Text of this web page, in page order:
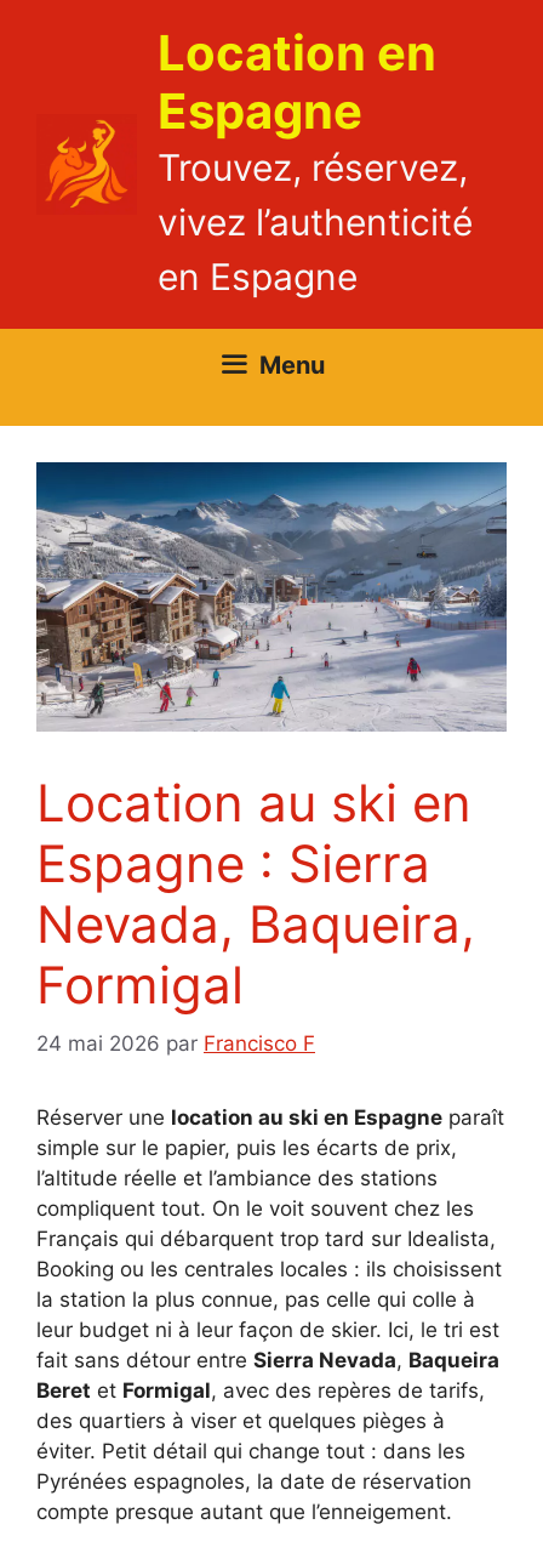
Location en
Espagne
Trouvez, réservez,
vivez l’authenticité
en Espagne
Menu
Location au ski en
Espagne : Sierra
Nevada, Baqueira,
Formigal
24 mai 2026 par Francisco F
Réserver une location au ski en Espagne paraît
simple sur le papier, puis les écarts de prix,
l’altitude réelle et l’ambiance des stations
compliquent tout. On le voit souvent chez les
Français qui débarquent trop tard sur Idealista,
Booking ou les centrales locales : ils choisissent
la station la plus connue, pas celle qui colle à
leur budget ni à leur façon de skier. Ici, le tri est
fait sans détour entre Sierra Nevada, Baqueira
Beret et Formigal, avec des repères de tarifs,
des quartiers à viser et quelques pièges à
éviter. Petit détail qui change tout : dans les
Pyrénées espagnoles, la date de réservation
compte presque autant que l’enneigement.